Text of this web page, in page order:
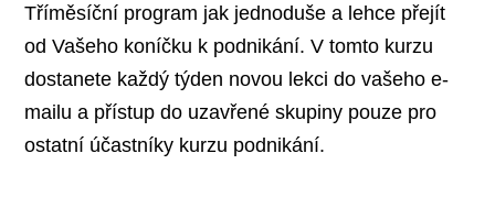
Tříměsíční program jak jednoduše a lehce přejít
od Vašeho koníčku k podnikání. V tomto kurzu
dostanete každý týden novou lekci do vašeho e-
mailu a přístup do uzavřené skupiny pouze pro
ostatní účastníky kurzu podnikání.